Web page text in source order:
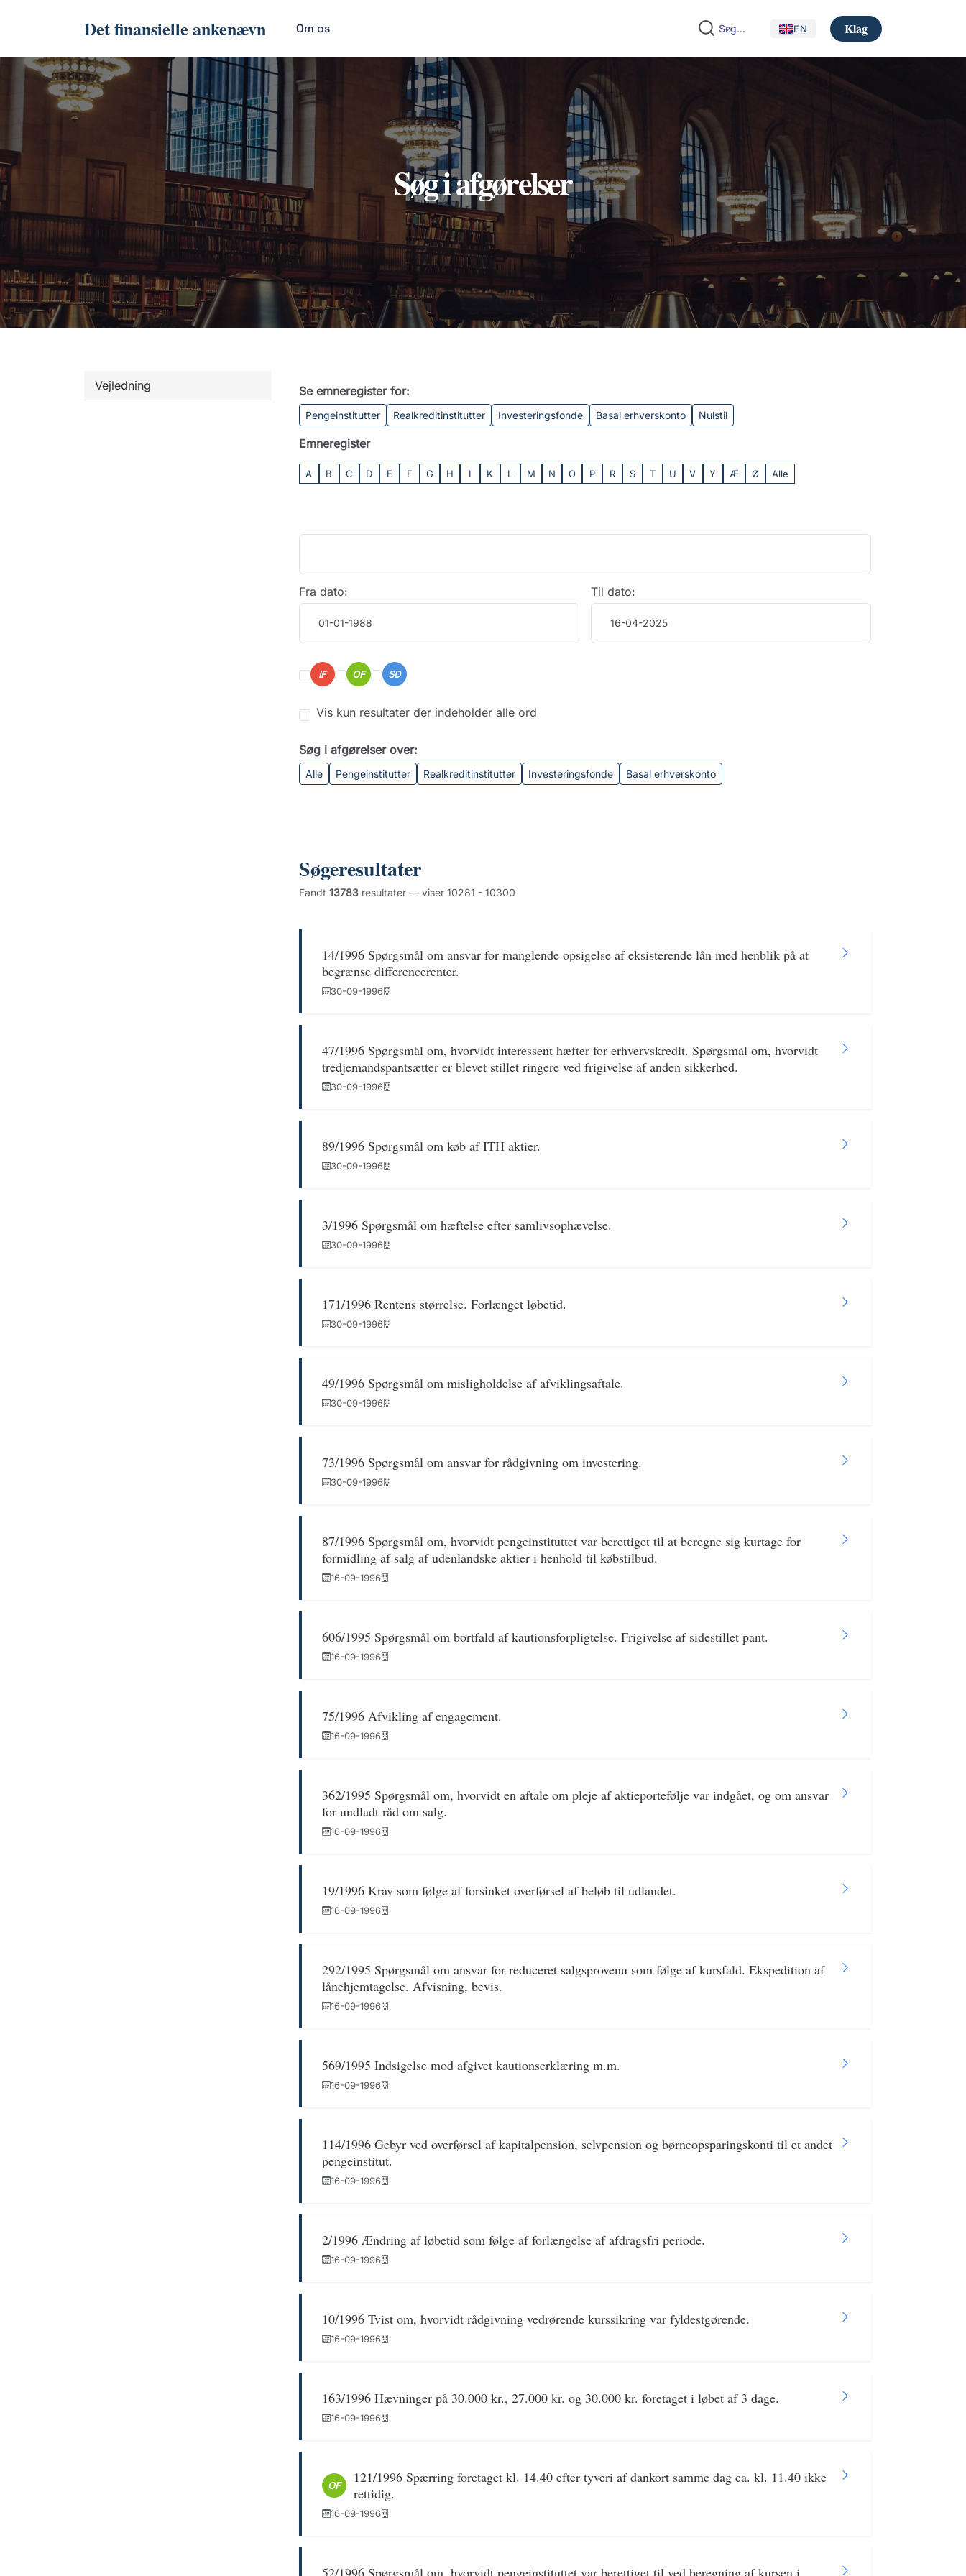
Det finansielle ankenævn Om os EN Klag
Søg i afgørelser
Vejledning Se emneregister for:
Pengeinstitutter Realkreditinstitutter Investeringsfonde Basal erhverskonto Nulstil
Emneregister
A B C D E F G H I K L M N O P R S T U V Y Æ Ø Alle
Fra dato: Til dato:
IF OF SD
Vis kun resultater der indeholder alle ord
Søg i afgørelser over:
Alle Pengeinstitutter Realkreditinstitutter Investeringsfonde Basal erhverskonto
Søgeresultater
Fandt 13783resultater — viser 10281 - 10300
14/1996 Spørgsmål om ansvar for manglende opsigelse af eksisterende lån med henblik på at
begrænse differencerenter.
30-09-1996
47/1996 Spørgsmål om, hvorvidt interessent hæfter for erhvervskredit. Spørgsmål om, hvorvidt
tredjemandspantsætter er blevet stillet ringere ved frigivelse af anden sikkerhed.
30-09-1996
89/1996 Spørgsmål om køb af ITH aktier.
30-09-1996
3/1996 Spørgsmål om hæftelse efter samlivsophævelse.
30-09-1996
171/1996 Rentens størrelse. Forlænget løbetid.
30-09-1996
49/1996 Spørgsmål om misligholdelse af afviklingsaftale.
30-09-1996
73/1996 Spørgsmål om ansvar for rådgivning om investering.
30-09-1996
87/1996 Spørgsmål om, hvorvidt pengeinstituttet var berettiget til at beregne sig kurtage for
formidling af salg af udenlandske aktier i henhold til købstilbud.
16-09-1996
606/1995 Spørgsmål om bortfald af kautionsforpligtelse. Frigivelse af sidestillet pant.
16-09-1996
75/1996 Afvikling af engagement.
16-09-1996
362/1995 Spørgsmål om, hvorvidt en aftale om pleje af aktieportefølje var indgået, og om ansvar
for undladt råd om salg.
16-09-1996
19/1996 Krav som følge af forsinket overførsel af beløb til udlandet.
16-09-1996
292/1995 Spørgsmål om ansvar for reduceret salgsprovenu som følge af kursfald. Ekspedition af
lånehjemtagelse. Afvisning, bevis.
16-09-1996
569/1995 Indsigelse mod afgivet kautionserklæring m.m.
16-09-1996
114/1996 Gebyr ved overførsel af kapitalpension, selvpension og børneopsparingskonti til et andet
pengeinstitut.
16-09-1996
2/1996 Ændring af løbetid som følge af forlængelse af afdragsfri periode.
16-09-1996
10/1996 Tvist om, hvorvidt rådgivning vedrørende kurssikring var fyldestgørende.
16-09-1996
163/1996 Hævninger på 30.000 kr., 27.000 kr. og 30.000 kr. foretaget i løbet af 3 dage.
16-09-1996
OF
121/1996 Spærring foretaget kl. 14.40 efter tyveri af dankort samme dag ca. kl. 11.40 ikke
rettidig.
16-09-1996
52/1996 Spørgsmål om, hvorvidt pengeinstituttet var berettiget til ved beregning af kursen i